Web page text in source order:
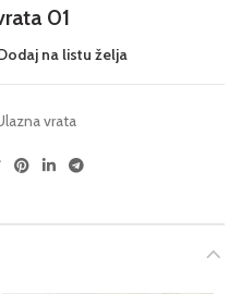
01
na listu želja
vrata